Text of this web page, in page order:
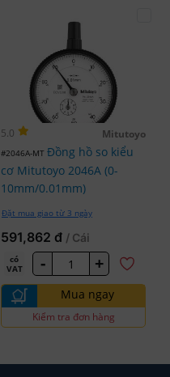
5.0 Mitutoyo
#2046A-MT Đồng hồ so kiểu
cơ Mitutoyo 2046A (0-
10mm/0.01mm)
Đặt mua giao từ 3 ngày
591,862 đ / Cái
có
VAT
- +
Mua ngay
Kiểm tra đơn hàng